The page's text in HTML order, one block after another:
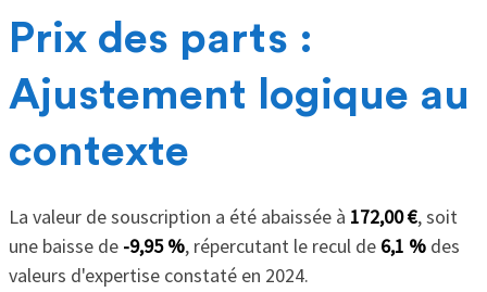
Prix des parts :
Ajustement logique au
contexte
La valeur de souscription a été abaissée à 172,00 €, soit
une baisse de -9,95 %, répercutant le recul de 6,1 %des
valeurs d'expertise constaté en 2024.